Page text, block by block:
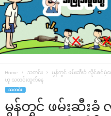
Home သတင်း
မွန်တွင် ဖမ်းဆီးခံ လိုင်စင်မဲ့မ
ဟု သတင်းထွက်နေ
သတင်း
မွန်တွင် ဖမ်းဆီးခံ